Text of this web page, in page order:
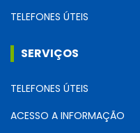
TELEFONES ÚTEIS
SERVIÇOS
TELEFONES ÚTEIS
ACESSO A INFORMAÇÃO